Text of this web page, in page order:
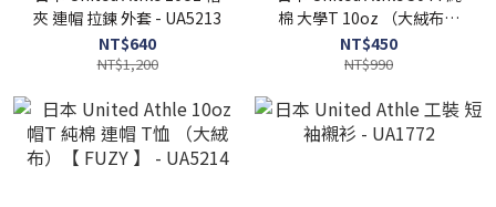
夾 連帽 拉鍊 外套 - UA5213
NT$640
NT$1,200
棉 大學T 10oz （大絨布）
【 FUZY 】 - UA5044
NT$450
NT$990